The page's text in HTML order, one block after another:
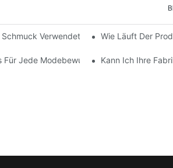
Verwendet? Wie Läuft Der
Jede Modebewusste Frau?Kann Ich Ihre